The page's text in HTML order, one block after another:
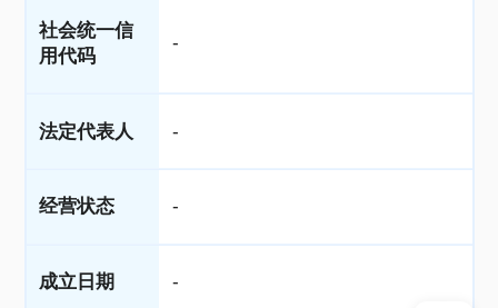
社会统一信
用代码
-
法定代表人 -
经营状态 -
成立日期 -